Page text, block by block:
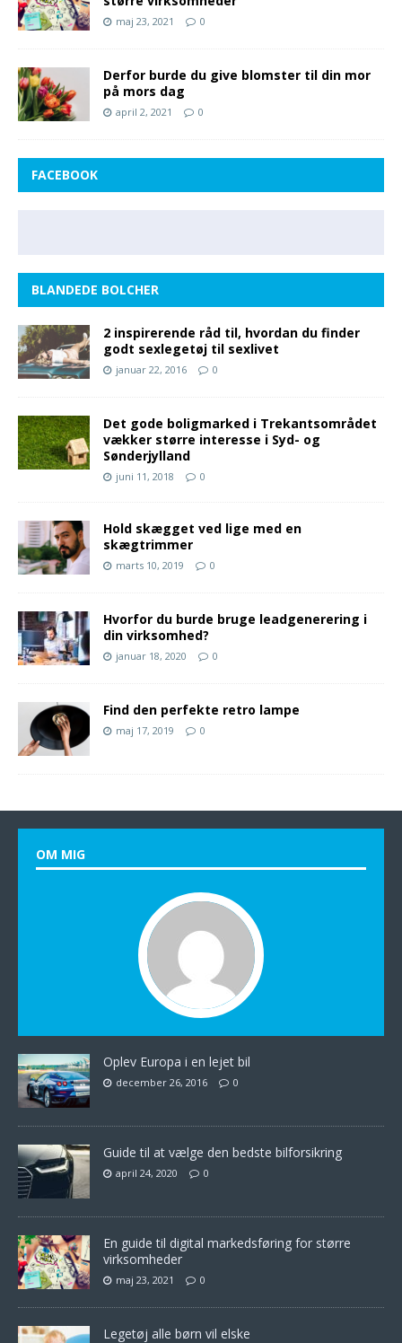
maj 23, 2021 0
Derfor burde du give blomster til din mor
på mors dag
april 2, 2021 0
FACEBOOK
BLANDEDE BOLCHER
2 inspirerende råd til, hvordan du finder
godt sexlegetøj til sexlivet
januar 22, 2016 0
Det gode boligmarked i Trekantsområdet
vækker større interesse i Syd- og
Sønderjylland
juni 11, 2018 0
Hold skægget ved lige med en
skægtrimmer
marts 10, 2019 0
Hvorfor du burde bruge leadgenerering i
din virksomhed?
januar 18, 2020 0
Find den perfekte retro lampe
maj 17, 2019 0
OM MIG
Oplev Europa i en lejet bil
december 26, 2016 0
Guide til at vælge den bedste bilforsikring
april 24, 2020 0
En guide til digital markedsføring for større
virksomheder
maj 23, 2021 0
Legetøj alle børn vil elske